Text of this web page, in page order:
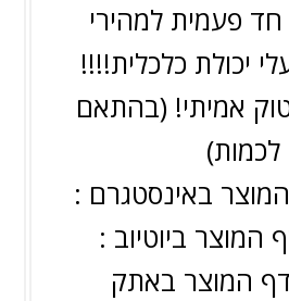
פעמית למהירי
יכולת כלכלית!!!!
אמיתי! (בהתאם
לכמות)
באינסטגרם :
המוצר ביוטיוב :
המוצר באתק